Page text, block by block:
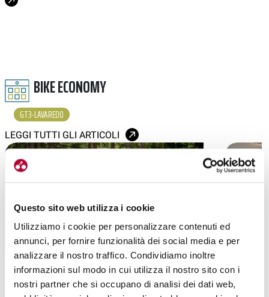
Questo sito web utilizza i cookie
Utilizziamo i cookie per personalizzare contenuti ed
annunci, per fornire funzionalità dei social media e per
analizzare il nostro traffico. Condividiamo inoltre
informazioni sul modo in cui utilizza il nostro sito con i
nostri partner che si occupano di analisi dei dati web,
BIKE ECONOMY
GT3-LAVAREDO
LEGGI TUTTI GLI ARTICOLI
11-03-2026
PINARELLO TITLE SPONSOR DELLA GT3
GRAVEL
GT3